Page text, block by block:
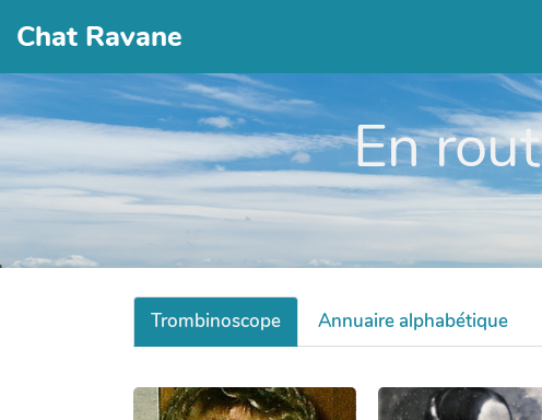
Chat Ravane
En
Trombinoscope Annuaire alphabétique